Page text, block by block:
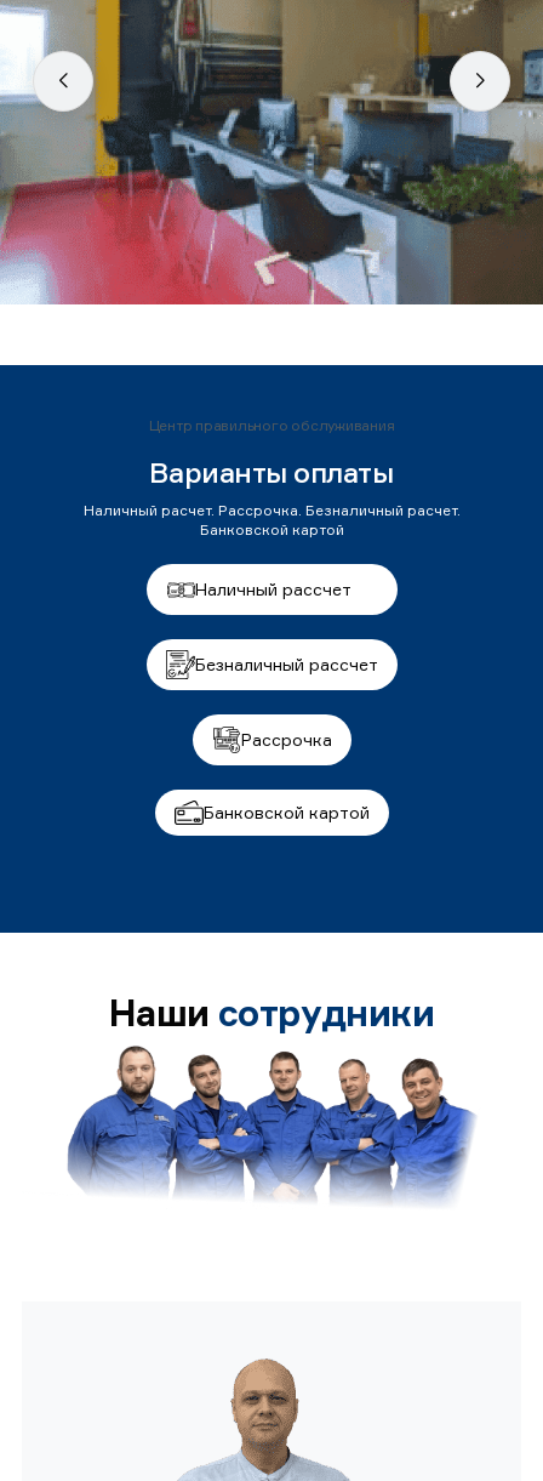
Центр правильного обслуживания
Варианты оплаты
Наличный расчет. Рассрочка. Безналичный расчет.
Банковской картой
Наличный рассчет
Безналичный рассчет
Рассрочка
Банковской картой
Наши сотрудники